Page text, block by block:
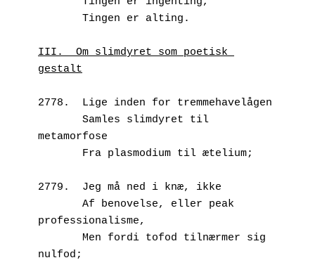
       Tingen er alting.
III.  Om slimdyret som poetisk
gestalt
2778.  Lige inden for tremmehavelågen
metamorfose
       Fra plasmodium til ætelium;
2779.  Jeg må ned i knæ, ikke
professionalisme,
nulfod;